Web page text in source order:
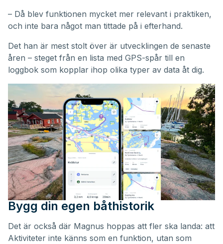
– Då blev funktionen mycket mer relevant i praktiken,
och inte bara något man tittade på i efterhand.
Det han är mest stolt över är utvecklingen de senaste
åren – steget från en lista med GPS-spår till en
loggbok som kopplar ihop olika typer av data åt dig.
Bygg din egen båthistorik
Det är också där Magnus hoppas att fler ska landa: att
Aktiviteter inte känns som en funktion, utan som